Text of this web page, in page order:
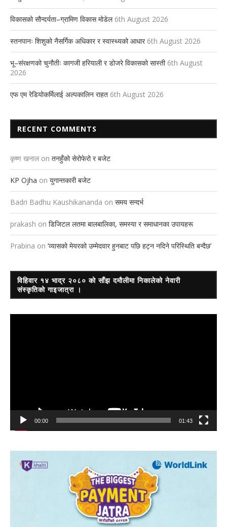
विकासको सौन्दर्यता–ग्रामिण विकास मोडेल 6th August 2026
स्तनपानः शिशुको नैसर्गिक अधिकार र स्वास्थ्यको आधार 6th August 2026
भू–संरक्षणको चुनौतीः कागजी हरियाली र डोजरे विकासको सास्ती 6th August
2026
एफ एम रेडियोकर्मिलाई अल्पकालिन राहत 6th August 2026
RECENT COMMENTS
कृष्ण खनाल on तनहुँको सेरोफेरो र बजेट
KP Ojha on युगान्तकारी बजेट
Badri Badhu Kaushikananda on समय सन्दर्भ
prakash on डिजिटल लतमा बालबालिका, समस्या र समाधानका उपायहरू
Prabina on ‘व्यासको मेयरको उम्मेदवार हुनबाट पछि हट्न नदिने परिस्थिति बन्दैछ’
विहिवार १४ भाद्र २०८० को साँझ दमौलीमा निकालेको नेवारी
संस्कृतिको गाइजात्रा ।
00:00 01:43